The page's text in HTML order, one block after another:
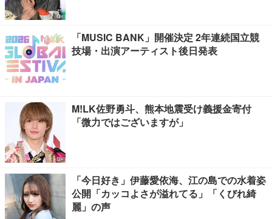
「MUSIC BANK」開催決定 2年連続国立競
技場・出演アーティスト後日発表
M!LK佐野勇斗、熊本地震受け義援金寄付
「微力ではございますが」
「今日好き」伊藤愛依海、江の島での水着姿
公開「カッコよさが溢れてる」「くびれ綺
麗」の声